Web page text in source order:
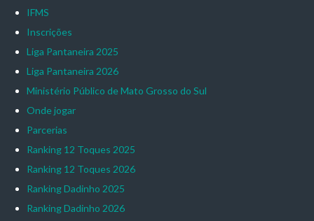
IFMS
Inscrições
Liga Pantaneira 2025
Liga Pantaneira 2026
Ministério Público de Mato Grosso do Sul
Onde jogar
Parcerias
Ranking 12 Toques 2025
Ranking 12 Toques 2026
Ranking Dadinho 2025
Ranking Dadinho 2026